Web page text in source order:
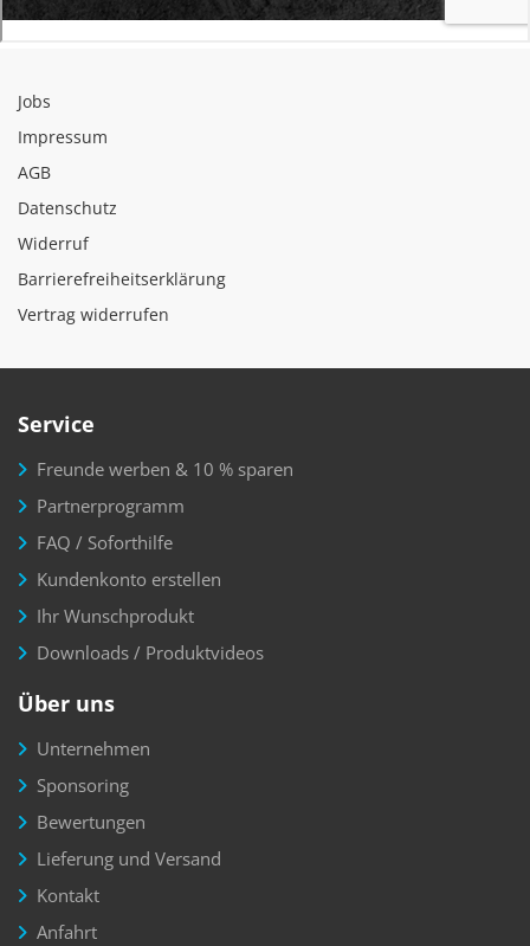
Jobs
Impressum
AGB
Datenschutz
Widerruf
Barrierefreiheitserklärung
Vertrag widerrufen
Service
Freunde werben & 10 % sparen
Partnerprogramm
FAQ / Soforthilfe
Kundenkonto erstellen
Ihr Wunschprodukt
Downloads / Produktvideos
Über uns
Unternehmen
Sponsoring
Bewertungen
Lieferung und Versand
Kontakt
Anfahrt